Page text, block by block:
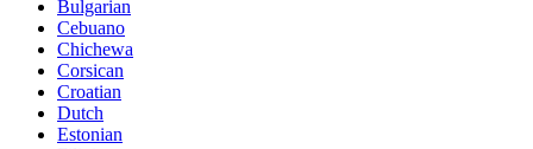
Bulgarian
Cebuano
Chichewa
Corsican
Croatian
Dutch
Estonian